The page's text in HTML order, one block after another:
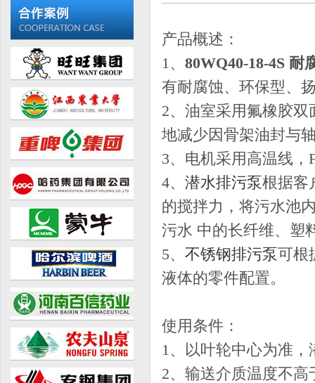
产品概述：
1、 80WQ40-18-4S 耐
有耐腐蚀、环保型、
2、油室采用氟橡胶
地减少因骨架油封与
3、电机采用高温线
4、 潜水排污泵根据客
的搅拌力，将污水池
污水 中的长纤维、塑
5、 不锈钢排污泵可根
液体的零件配置。
使用条件：
1、以叶轮中心为准
2、输送介质温度不